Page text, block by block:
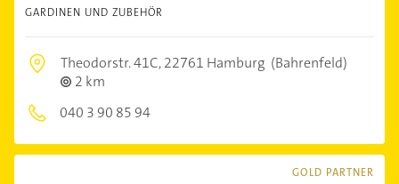
GARDINEN UND ZUBEHÖR
Theodorstr. 41C,22761 Hamburg (Bahrenfeld)
2 km
040 3 90 85 94
GOLD PARTNER